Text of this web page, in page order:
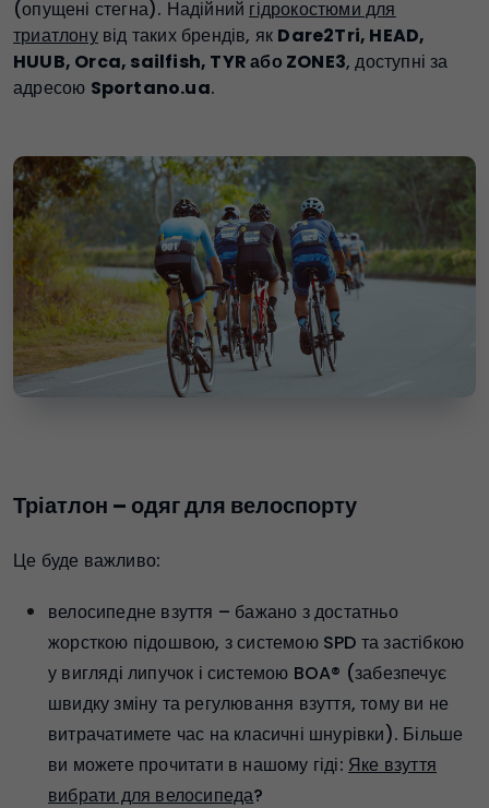
(опущені стегна). Надійний гідрокостюми для
триатлонувід таких брендів, як Dare2Tri, HEAD,
HUUB, Orca, sailfish, TYR або ZONE3, доступні за
адресою Sportano.ua.
Тріатлон – одяг для велоспорту
Це буде важливо:
велосипедне взуття – бажано з достатньо
жорсткою підошвою, з системою SPD та застібкою
у вигляді липучок і системою BOA® (забезпечує
швидку зміну та регулювання взуття, тому ви не
витрачатимете час на класичні шнурівки). Більше
ви можете прочитати в нашому гіді: Яке взуття
вибрати для велосипеда?